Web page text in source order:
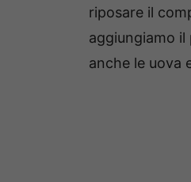
riposare il
aggiungiamo
anche le uova